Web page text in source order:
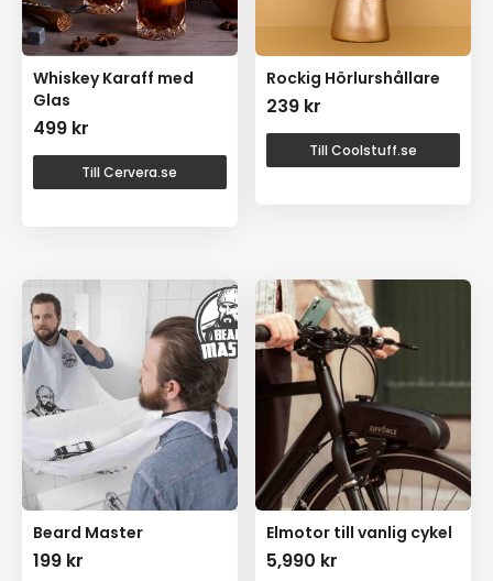
Whiskey Karaff med
Glas
499 kr
Till Cervera.se
Rockig Hörlurshållare
239 kr
Till Coolstuff.se
Beard Master
199 kr
Elmotor till vanlig cykel
5,990 kr